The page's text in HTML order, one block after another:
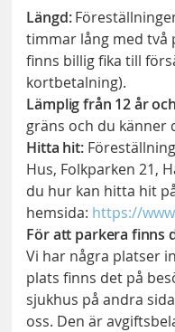
Längd:
timmar lång med två
finns billig fika till
kortbetalning).
Lämplig från 12 år
gräns och du känner
Hitta hit:
Hus, Folkparken 21,
du hur kan hitta hit
hemsida: https://
För att parkera finns
Vi har några platser
plats finns det på
sjukhus på andra
oss. Den är